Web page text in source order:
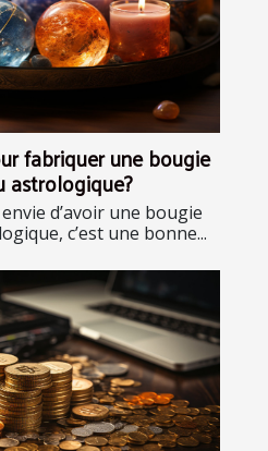
fabriquer une bougie
astrologique?
d’avoir une bougie
c’est une bonne...